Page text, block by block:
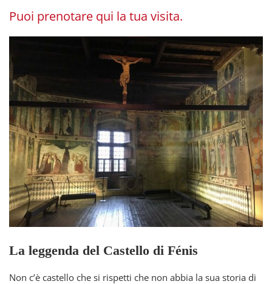
Puoi prenotare qui la tua visita.
La leggenda del Castello di Fénis
Non c’è castello che si rispetti che non abbia la sua storia di